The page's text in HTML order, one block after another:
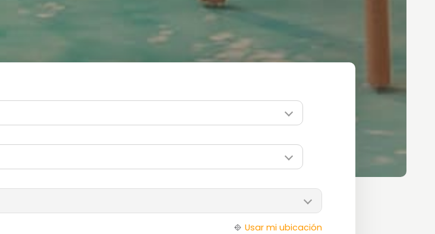
Usar mi ubicación